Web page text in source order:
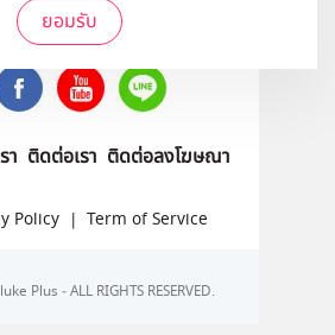
ยอมรับ
ติดตามเราได้ที่
า ติดต่อเรา ติดต่อลงโฆษณา
Policy | Term of Service
Plus - ALL RIGHTS RESERVED.